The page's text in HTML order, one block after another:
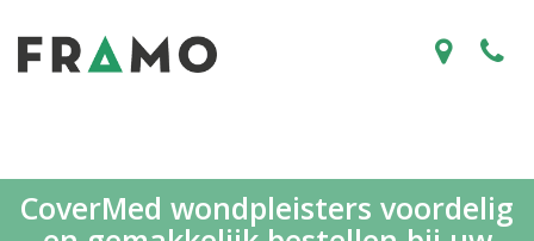
CoverMed wondpleisters voordelig